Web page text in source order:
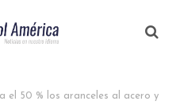
el 50 % los aranceles al acero y